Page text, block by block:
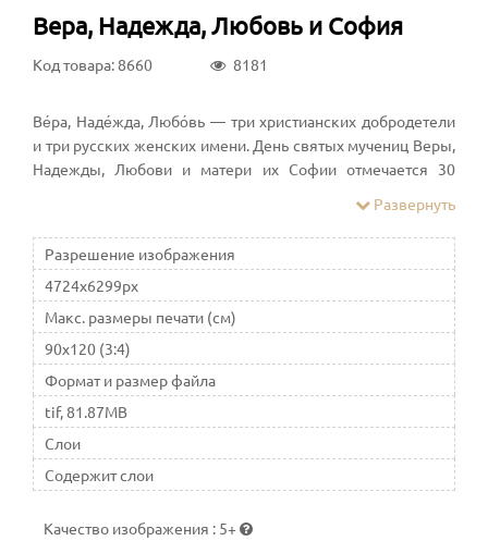
Вера, Надежда, Любовь и София
Код товара: 8660 8181
Ве́ра, Наде́жда, Любо́вь — три христианских добродетели
и три русских женских имени. День святых мучениц Веры,
Надежды, Любови и матери их Софии отмечается 30
Развернуть
Разрешение изображения
4724x6299px
Макс. размеры печати (см)
90x120 (3:4)
Формат и размер файла
tif, 81.87MB
Слои
Содержит слои
Качество изображения : 5+